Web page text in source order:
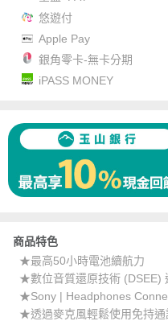
悠遊付
Apple Pay
銀角零卡-無卡分期
iPASS MONEY
商品特色
★最高50小時電池續航力
★數位音質還原技術 (DSEE)
★Sony | Headphones
★透過麥克風輕鬆使用免持通